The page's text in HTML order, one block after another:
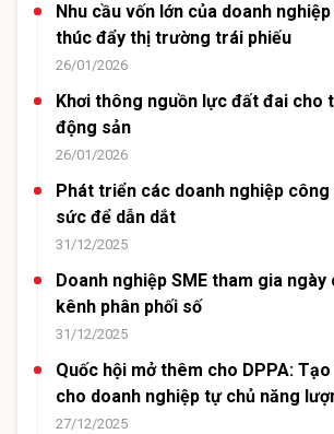
Nhu cầu vốn lớn của doanh
thúc đẩy thị trường trái phiếu
26/01/2026
Khơi thông nguồn lực đất đai cho
động sản
26/01/2026
Phát triển các doanh nghiệp công
sức để dẫn dắt
31/12/2025
Doanh nghiệp SME tham gia
kênh phân phối số
31/12/2025
Quốc hội mở thêm cho DPPA: Tạo
cho doanh nghiệp tự chủ năng
27/12/2025